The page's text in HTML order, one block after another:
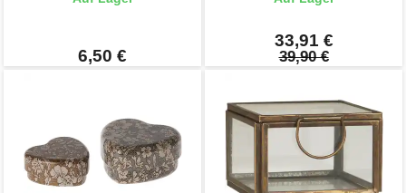
6,50 €
33,91 €
39,90 €